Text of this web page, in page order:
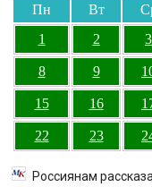
Пн Вт
1
2 3
8 9
15 16
22 23
Россиянам